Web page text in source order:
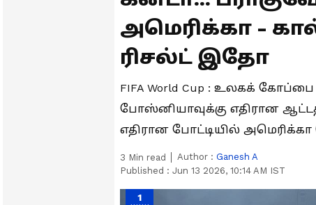
அமெரிக்கா -
ரிசல்ட் இதோ
FIFA World Cup : உலகக்
போஸ்னியாவுக்கு எதிரான
எதிரான போட்டியில்
3 Min read Author : Ganesh A
Published : Jun 13 2026, 10:14 AM IST
1